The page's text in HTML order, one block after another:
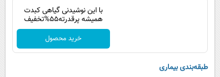
با این نوشیدنی گیاهی کبدت
همیشه پرقدرته55%تخفیف
خرید محصول
طبقه‌بندی بیماری